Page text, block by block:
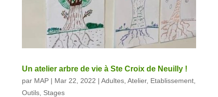
Un atelier arbre de vie à Ste Croix de Neuilly !
par MAP| Mar 22, 2022 | Adultes, Atelier, Etablissement,
Outils, Stages